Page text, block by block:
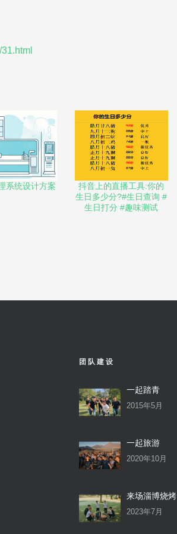
系统设计方案
抖音上的直播工具:你的
生日多少分?#生日查询 #
生日打分 #趣味测试
团队建设
一起踏青
2015年5月
一起旅游
2020年10月
来场淄博烧烤
2023年7月